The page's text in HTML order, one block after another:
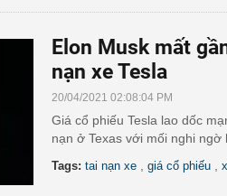
Elon Musk mất
nạn xe Tesla
20/04/2021 02:08:04 PM
Giá cổ phiếu Tesla lao dốc
nạn ở Texas với mối nghi ngờ
Tags: tai nạn xe giá cổ phiếu